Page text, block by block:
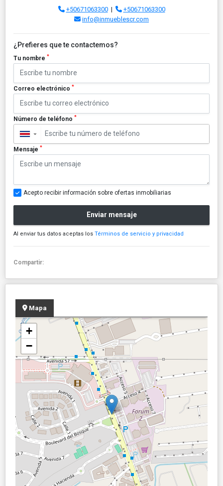
+50671063300|
+50671063300
info@inmueblescr.com
¿Prefieres que te contactemos?
Tu nombre *
Correo electrónico *
Número de teléfono *
▼
Mensaje *
Acepto recibir información sobre ofertas inmobiliarias
Enviar mensaje
Al enviar tus datos aceptas los Términos de servicio y privacidad
Compartir:
Mapa
+
−